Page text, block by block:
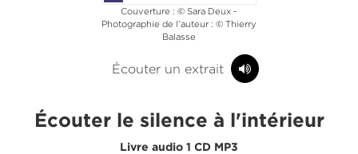
Couverture : © Sara Deux -
Photographie de l’auteur : © Thierry
Balasse
Écouter un extrait
Écouter le silence à l'intérieur
Livre audio 1 CD MP3